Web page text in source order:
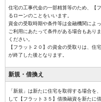
住宅の工事代金の一部精算等のため、【
るローンのことをいいます。
資金の受取時期や条件等は金融機関によ
ご利用にあたって条件がある場合もあり
ください。
【フラット２０】の資金の受取りは、住
が終了した後となります。
新規・借換え
「新規」は新たに住宅を取得する場合を
して【フラット３５】借換融資を新たに